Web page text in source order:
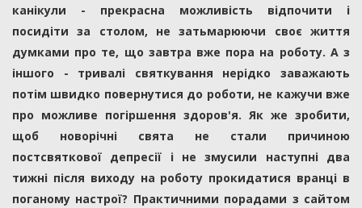
канікули - прекрасна можливість відпочити і
посидіти за столом, не затьмарюючи своє життя
думками про те, що завтра вже пора на роботу. А з
іншого - тривалі святкування нерідко заважають
потім швидко повернутися до роботи, не кажучи вже
про можливе погіршення здоров'я. Як же зробити,
щоб новорічні свята не стали причиною
постсвяткової депресії і не змусили наступні два
тижні після виходу на роботу прокидатися вранці в
поганому настрої? Практичними порадами з сайтом